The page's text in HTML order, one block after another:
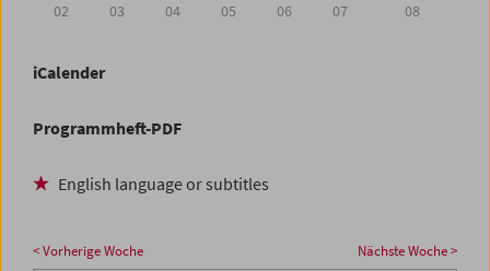
02
03 04 05 06 07 08
iCalender
Programmheft-PDF
English language or subtitles
< Vorherige Woche Nächste Woche >